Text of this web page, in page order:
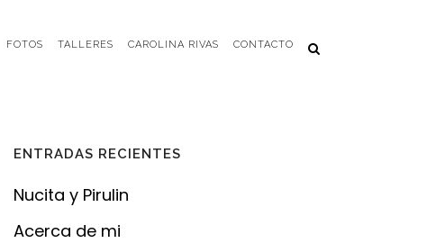
FOTOS TALLERES CAROLINA RIVAS CONTACTO
ENTRADAS RECIENTES
Nucita y Pirulin
Acerca de mi